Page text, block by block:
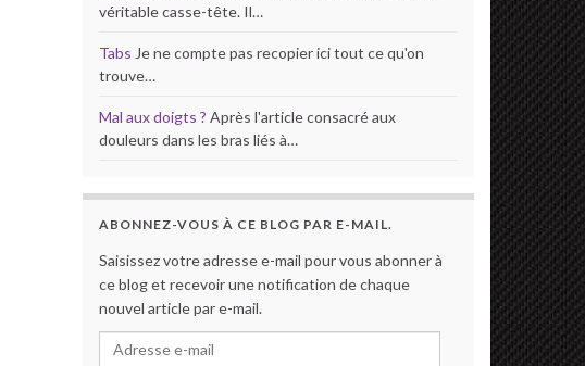
véritable casse-tête. Il…
Tabs Je ne compte pas recopier ici tout ce qu'on
trouve…
Mal aux doigts ? Après l'article consacré aux
douleurs dans les bras liés à…
ABONNEZ-VOUS À CE BLOG PAR E-MAIL.
Saisissez votre adresse e-mail pour vous abonner à
ce blog et recevoir une notification de chaque
nouvel article par e-mail.
Adresse e-mail